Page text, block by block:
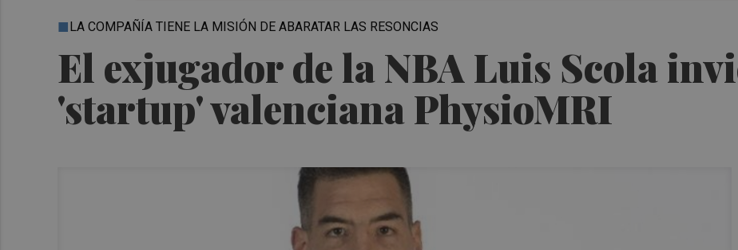
El exjugador de la NBA Luis Scola
'startup' valenciana PhysioMRI
LA COMPAÑÍA TIENE LA MISIÓN DE ABARATAR LAS RESONCIAS